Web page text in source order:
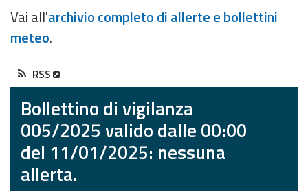
Bollettini
Valanghe
Monitoraggio
eventi
Previsioni e dati
Previsioni meteo e
marine
Vai all'archivio completo di allerte e bollettini
meteo.
RSS
Bollettino di vigilanza
005/2025 valido dalle 00:00
del 11/01/2025: nessuna
allerta.